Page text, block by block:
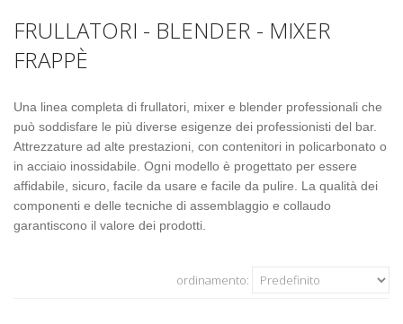
FRULLATORI - BLENDER - MIXER
FRAPPÈ
Una linea completa di frullatori, mixer e blender professionali che
può soddisfare le più diverse esigenze dei professionisti del bar.
Attrezzature ad alte prestazioni, con contenitori in policarbonato o
in acciaio inossidabile. Ogni modello è progettato per essere
affidabile, sicuro, facile da usare e facile da pulire. La qualità dei
componenti e delle tecniche di assemblaggio e collaudo
garantiscono il valore dei prodotti.
ordinamento: